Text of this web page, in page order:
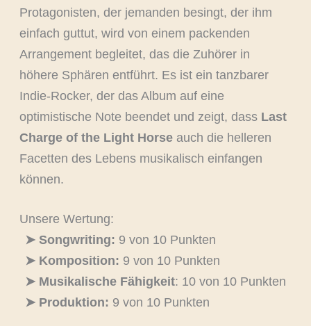
Protagonisten, der jemanden besingt, der ihm
einfach guttut, wird von einem packenden
Arrangement begleitet, das die Zuhörer in
höhere Sphären entführt. Es ist ein tanzbarer
Indie-Rocker, der das Album auf eine
optimistische Note beendet und zeigt, dass Last
Charge of the Light Horseauch die helleren
Facetten des Lebens musikalisch einfangen
können.
Unsere Wertung:
➤ Songwriting: 9 von 10 Punkten
➤ Komposition: 9 von 10 Punkten
➤ Musikalische Fähigkeit: 10 von 10 Punkten
➤ Produktion: 9 von 10 Punkten